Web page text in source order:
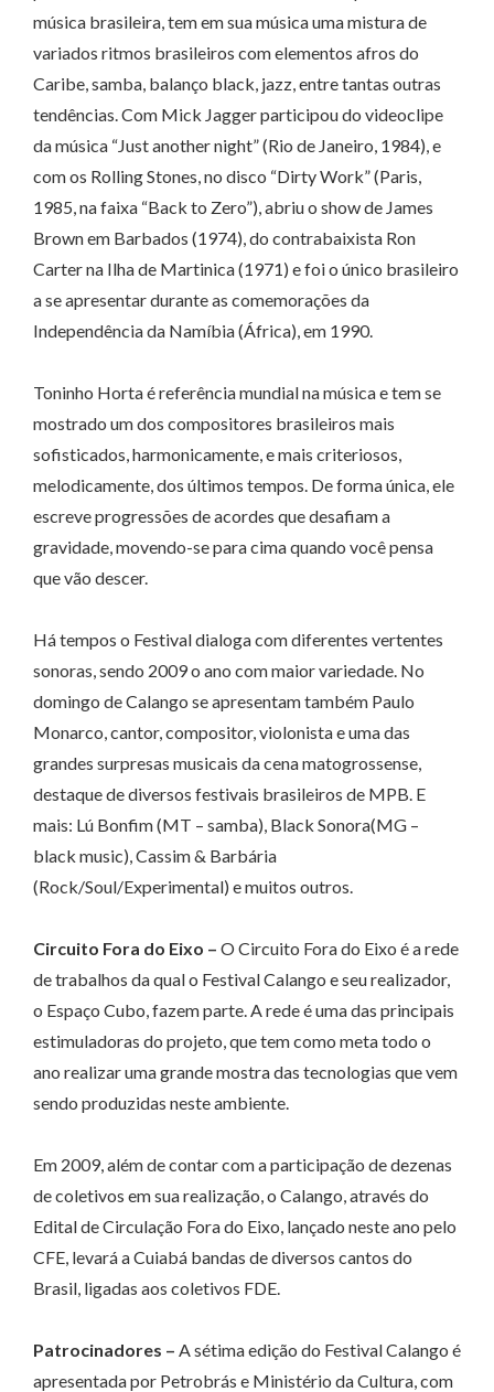
música brasileira, tem em sua música uma mistura de
variados ritmos brasileiros com elementos afros do
Caribe, samba, balanço black, jazz, entre tantas outras
tendências. Com Mick Jagger participou do videoclipe
da música “Just another night” (Rio de Janeiro, 1984), e
com os Rolling Stones, no disco “Dirty Work” (Paris,
1985, na faixa “Back to Zero”), abriu o show de James
Brown em Barbados (1974), do contrabaixista Ron
Carter na Ilha de Martinica (1971) e foi o único brasileiro
a se apresentar durante as comemorações da
Independência da Namíbia (África), em 1990.
Toninho Horta é referência mundial na música e tem se
mostrado um dos compositores brasileiros mais
sofisticados, harmonicamente, e mais criteriosos,
melodicamente, dos últimos tempos. De forma única, ele
escreve progressões de acordes que desafiam a
gravidade, movendo-se para cima quando você pensa
que vão descer.
Há tempos o Festival dialoga com diferentes vertentes
sonoras, sendo 2009 o ano com maior variedade. No
domingo de Calango se apresentam também Paulo
Monarco, cantor, compositor, violonista e uma das
grandes surpresas musicais da cena matogrossense,
destaque de diversos festivais brasileiros de MPB. E
mais: Lú Bonfim (MT – samba), Black Sonora(MG –
black music), Cassim & Barbária
(Rock/Soul/Experimental) e muitos outros.
Circuito Fora do Eixo – O Circuito Fora do Eixo é a rede
de trabalhos da qual o Festival Calango e seu realizador,
o Espaço Cubo, fazem parte. A rede é uma das principais
estimuladoras do projeto, que tem como meta todo o
ano realizar uma grande mostra das tecnologias que vem
sendo produzidas neste ambiente.
Em 2009, além de contar com a participação de dezenas
de coletivos em sua realização, o Calango, através do
Edital de Circulação Fora do Eixo, lançado neste ano pelo
CFE, levará a Cuiabá bandas de diversos cantos do
Brasil, ligadas aos coletivos FDE.
Patrocinadores – A sétima edição do Festival Calango é
apresentada por Petrobrás e Ministério da Cultura, com